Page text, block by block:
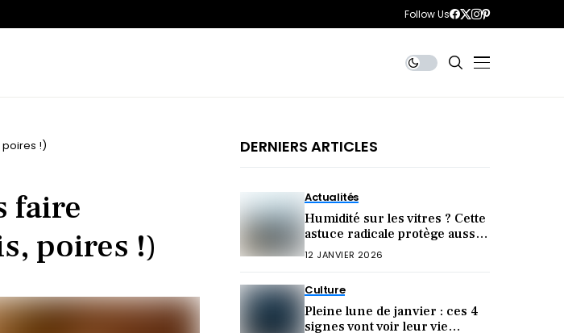
Follow Us
!)
faire
poires !)
DERNIERS ARTICLES
Actualités
Humidité sur les vitres ? Cette
astuce radicale protège aussi
votre santé
12 JANVIER 2026
Culture
Pleine lune de janvier : ces 4
signes vont voir leur vie